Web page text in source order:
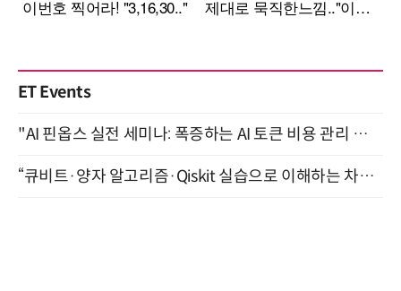
ET Events
"AI 핀옵스 실전 세미나: 폭증하는 AI 토큰 비용 관리 전략" 8월 21일 개최
“큐비트·양자 알고리즘·Qiskit 실습으로 이해하는 차세대 컴퓨팅” (8/28)